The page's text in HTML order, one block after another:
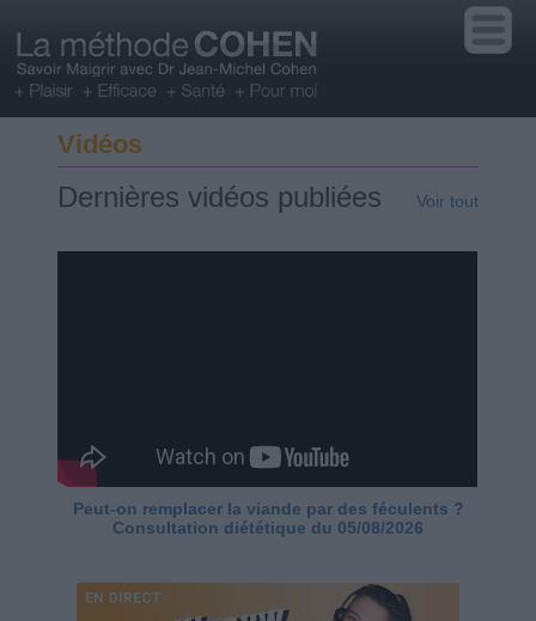
Vidéos
Dernières vidéos publiées Voir tout
Peut-on remplacer la viande par des féculents ?
Consultation diététique du 05/08/2026